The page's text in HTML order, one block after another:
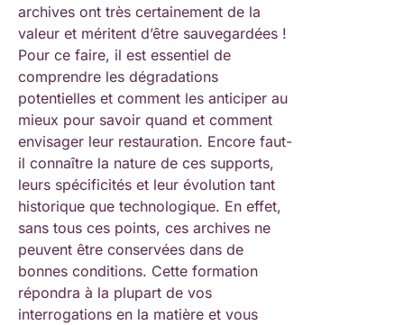
archives ont très certainement de la
valeur et méritent d’être sauvegardées !
Pour ce faire, il est essentiel de
comprendre les dégradations
potentielles et comment les anticiper au
mieux pour savoir quand et comment
envisager leur restauration. Encore faut-
il connaître la nature de ces supports,
leurs spécificités et leur évolution tant
historique que technologique. En effet,
sans tous ces points, ces archives ne
peuvent être conservées dans de
bonnes conditions. Cette formation
répondra à la plupart de vos
interrogations en la matière et vous